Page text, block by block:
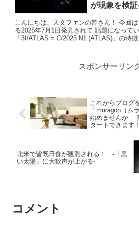
が現象を検証
こんにちは、天文ファンの皆さん！ 今回
る2025年7月1日発見されて 話題になって
「3I/ATLAS = C/2025 N1 (ATLAS)」の特徴
スポンサーリン
これからブログ
「muragon（ム
始めませんか -
タートできます
北米で皆既日食が観測される！ -「黒
い太陽」に大歓声が上がる-
コメント